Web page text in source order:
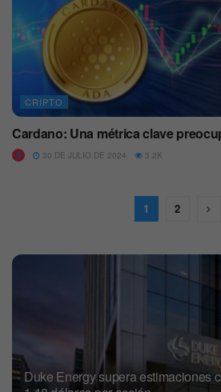
CRIPTO
Cardano: Una métrica clave
30 DE JULIO DE 2024 3.2K
1 2
Duke Energy supera estimaciones